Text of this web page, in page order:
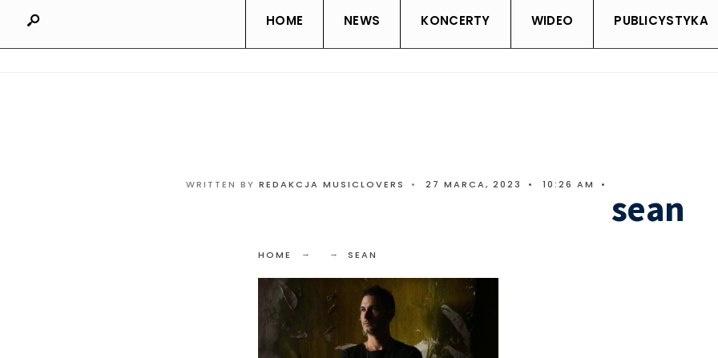
HOME NEWS KONCERTY WIDEO PUBLICYSTYKA
WRITTEN BY REDAKCJA MUSICLOVERS • 27 MARCA, 2023 • 10:26 AM •
sean
HOME SEAN